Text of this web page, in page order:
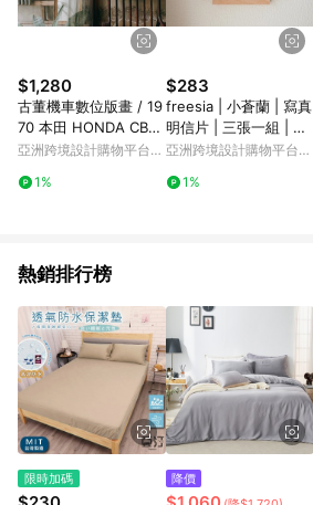
$1,280
古董機車數位版畫 / 19
70 本田 HONDA CB75
0K0 (不含框)
亞洲跨境設計購物平台
1%
$283
freesia | 小蒼蘭 | 寫真
明信片 | 三張一組 | W
4
亞洲跨境設計購物平台
1%
熱銷排行榜
限時加碼 降價